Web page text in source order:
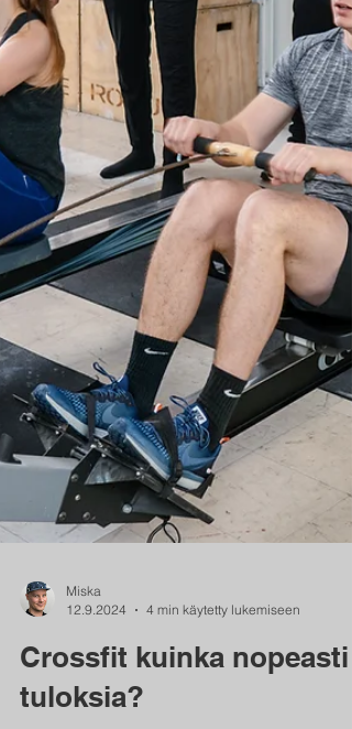
12.9.2024
4 min käytetty lukemiseen
Crossfit kuinka nopeasti